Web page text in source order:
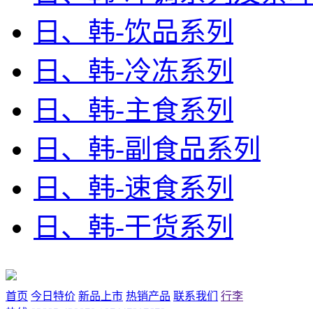
日、韩-饮品系列
日、韩-冷冻系列
日、韩-主食系列
日、韩-副食品系列
日、韩-速食系列
日、韩-干货系列
首页 今日特价 新品上市 热销产品 联系我们
行李